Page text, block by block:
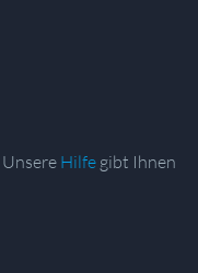
Unsere Hilfe gibt Ihnen